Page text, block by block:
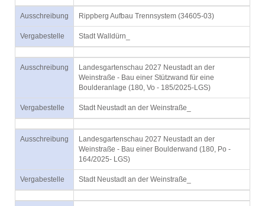
Ausschreibung Rippberg Aufbau Trennsystem (34605-03)
Vergabestelle Stadt Walldürn_
Ausschreibung
Landesgartenschau 2027 Neustadt an der
Weinstraße - Bau einer Stützwand für eine
Boulderanlage (180, Vo - 185/2025-LGS)
Vergabestelle Stadt Neustadt an der Weinstraße_
Ausschreibung
Landesgartenschau 2027 Neustadt an der
Weinstraße - Bau einer Boulderwand (180, Po -
164/2025- LGS)
Vergabestelle Stadt Neustadt an der Weinstraße_